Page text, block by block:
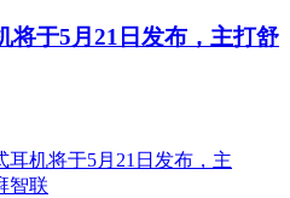
将于5月21日发布，主打舒